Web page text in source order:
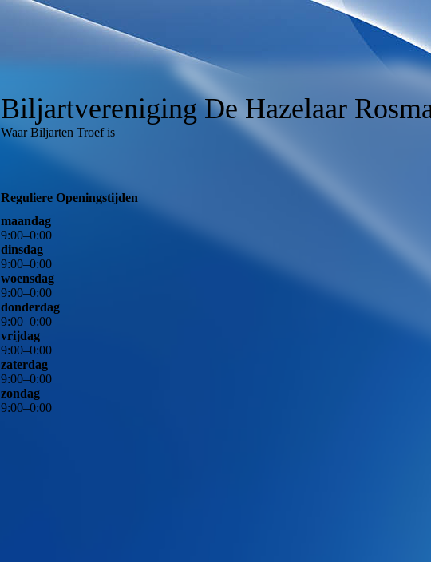
Biljartvereniging De Hazelaar
Waar Biljarten Troef is
Reguliere Openingstijden
maandag
9:00–0:00
dinsdag
9:00–0:00
woensdag
9:00–0:00
donderdag
9:00–0:00
vrijdag
9:00–0:00
zaterdag
9:00–0:00
zondag
9:00–0:00